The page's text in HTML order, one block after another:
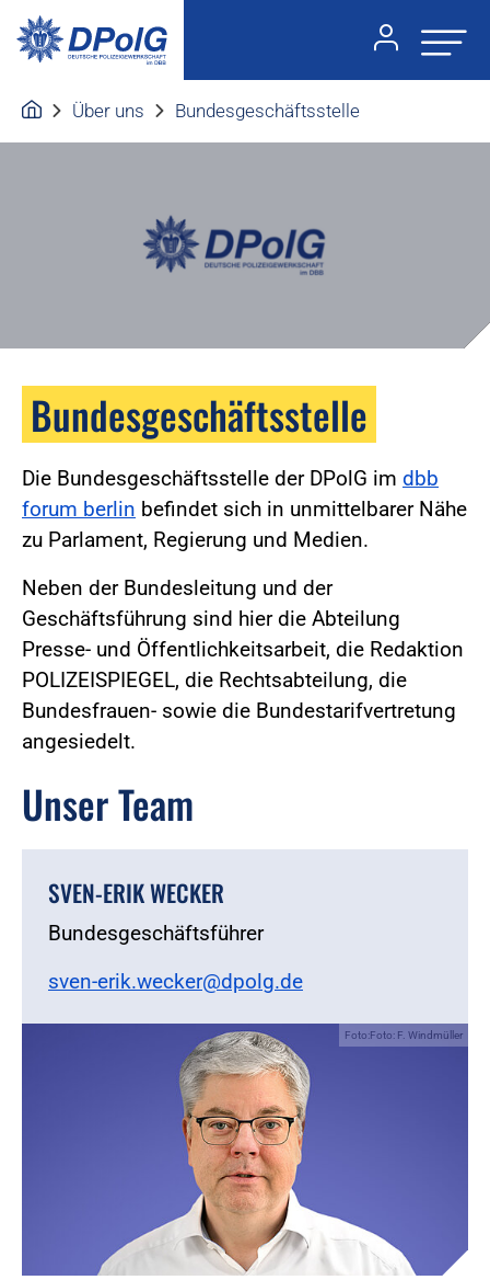
Über uns Bundesgeschäftsstelle
Bundesgeschäftsstelle
Die Bundesgeschäftsstelle der DPolG im dbb
forum berlin befindet sich in unmittelbarer Nähe
zu Parlament, Regierung und Medien.
Neben der Bundesleitung und der
Geschäftsführung sind hier die Abteilung
Presse- und Öffentlichkeitsarbeit, die Redaktion
POLIZEISPIEGEL, die Rechtsabteilung, die
Bundesfrauen- sowie die Bundestarifvertretung
angesiedelt.
Unser Team
SVEN-ERIK WECKER
Bundesgeschäftsführer
sven-erik.wecker@dpolg.de
Foto:Foto: F. Windmüller